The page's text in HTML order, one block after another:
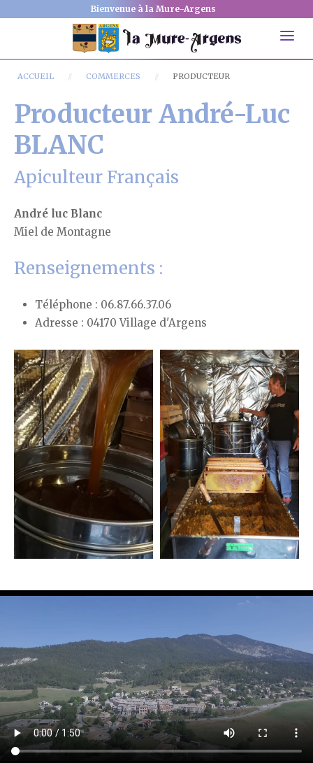
Bienvenue à la Mure-Argens
ACCUEIL COMMERCES PRODUCTEUR
Producteur André-Luc
BLANC
Apiculteur Français
André luc Blanc
Miel de Montagne
Renseignements :
Téléphone : 06.87.66.37.06
Adresse : 04170 Village d'Argens